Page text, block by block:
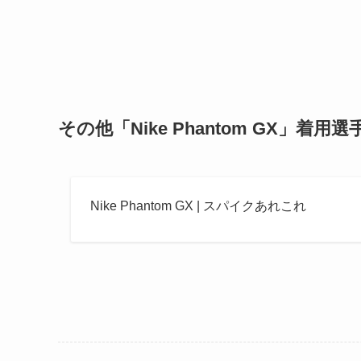
その他「Nike Phantom GX」着用選
Nike Phantom GX | スパイクあれこれ